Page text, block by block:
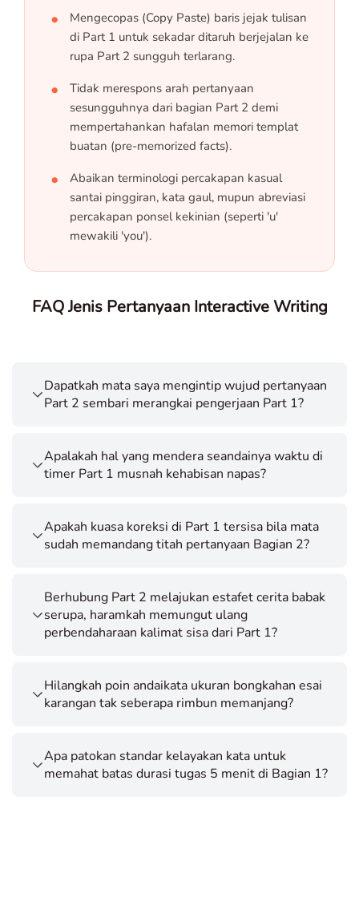
Mengecopas (Copy Paste) baris jejak tulisan
di Part 1 untuk sekadar ditaruh berjejalan ke
rupa Part 2 sungguh terlarang.
Tidak merespons arah pertanyaan
sesungguhnya dari bagian Part 2 demi
mempertahankan hafalan memori templat
buatan (pre-memorized facts).
Abaikan terminologi percakapan kasual
santai pinggiran, kata gaul, mupun abreviasi
percakapan ponsel kekinian (seperti 'u'
mewakili 'you').
FAQ Jenis Pertanyaan Interactive Writing
Dapatkah mata saya mengintip wujud pertanyaan
Part 2 sembari merangkai pengerjaan Part 1?
Apalakah hal yang mendera seandainya waktu di
timer Part 1 musnah kehabisan napas?
Apakah kuasa koreksi di Part 1 tersisa bila mata
sudah memandang titah pertanyaan Bagian 2?
Berhubung Part 2 melajukan estafet cerita babak
serupa, haramkah memungut ulang
perbendaharaan kalimat sisa dari Part 1?
Hilangkah poin andaikata ukuran bongkahan esai
karangan tak seberapa rimbun memanjang?
Apa patokan standar kelayakan kata untuk
memahat batas durasi tugas 5 menit di Bagian 1?